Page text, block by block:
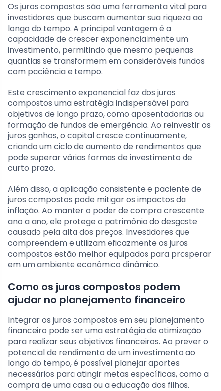
Os juros compostos são uma ferramenta vital para
investidores que buscam aumentar sua riqueza ao
longo do tempo. A principal vantagem é a
capacidade de crescer exponencialmente um
investimento, permitindo que mesmo pequenas
quantias se transformem em consideráveis fundos
com paciência e tempo.
Este crescimento exponencial faz dos juros
compostos uma estratégia indispensável para
objetivos de longo prazo, como aposentadorias ou
formação de fundos de emergência. Ao reinvestir os
juros ganhos, o capital cresce continuamente,
criando um ciclo de aumento de rendimentos que
pode superar várias formas de investimento de
curto prazo.
Além disso, a aplicação consistente e paciente de
juros compostos pode mitigar os impactos da
inflação. Ao manter o poder de compra crescente
ano a ano, ele protege o patrimônio do desgaste
causado pela alta dos preços. Investidores que
compreendem e utilizam eficazmente os juros
compostos estão melhor equipados para prosperar
em um ambiente econômico dinâmico.
Como os juros compostos podem
ajudar no planejamento financeiro
Integrar os juros compostos em seu planejamento
financeiro pode ser uma estratégia de otimização
para realizar seus objetivos financeiros. Ao prever o
potencial de rendimento de um investimento ao
longo do tempo, é possível planejar aportes
necessários para atingir metas específicas, como a
compra de uma casa ou a educação dos filhos.